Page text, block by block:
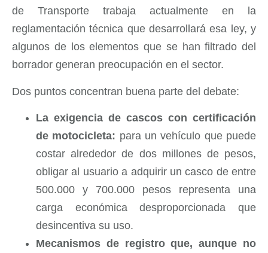
de Transporte trabaja actualmente en la
reglamentación técnica que desarrollará esa ley, y
algunos de los elementos que se han filtrado del
borrador generan preocupación en el sector.
Dos puntos concentran buena parte del debate:
La exigencia de cascos con certificación
de motocicleta: para un vehículo que puede
costar alrededor de dos millones de pesos,
obligar al usuario a adquirir un casco de entre
500.000 y 700.000 pesos representa una
carga económica desproporcionada que
desincentiva su uso.
Mecanismos de registro que, aunque no